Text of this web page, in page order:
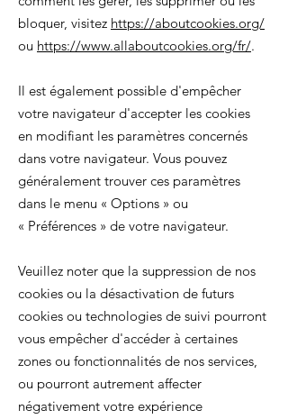
bloquer, visitez https://aboutcookies.org/
ou https://www.allaboutcookies.org/fr/.
Il est également possible d'empêcher
votre navigateur d'accepter les cookies
en modifiant les paramètres concernés
dans votre navigateur. Vous pouvez
généralement trouver ces paramètres
dans le menu « Options » ou
« Préférences » de votre navigateur.
Veuillez noter que la suppression de nos
cookies ou la désactivation de futurs
cookies ou technologies de suivi pourront
vous empêcher d'accéder à certaines
zones ou fonctionnalités de nos services,
ou pourront autrement affecter
négativement votre expérience